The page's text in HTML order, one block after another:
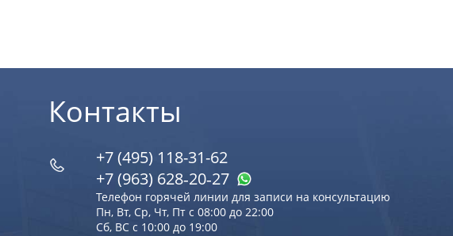
Контакты
+7 (495) 118-31-62
+7 (963) 628‑20‑27
Телефон горячей линии для записи на консультацию
Пн, Вт, Ср, Чт, Пт с 08:00 до 22:00
Сб, ВС с 10:00 до 19:00